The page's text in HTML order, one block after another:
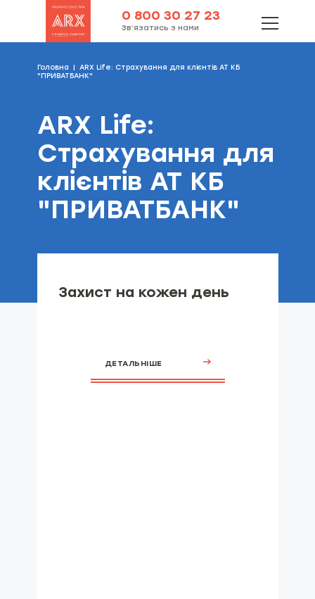
0 800 30 27 23
Зв’язатись з нами
Головна
ARX Life: Страхування для клієнтів АТ КБ
"ПРИВАТБАНК"
ARX Life:
Страхування для
клієнтів АТ КБ
"ПРИВАТБАНК"
Захист на кожен день
ДЕТАЛЬНІШЕ